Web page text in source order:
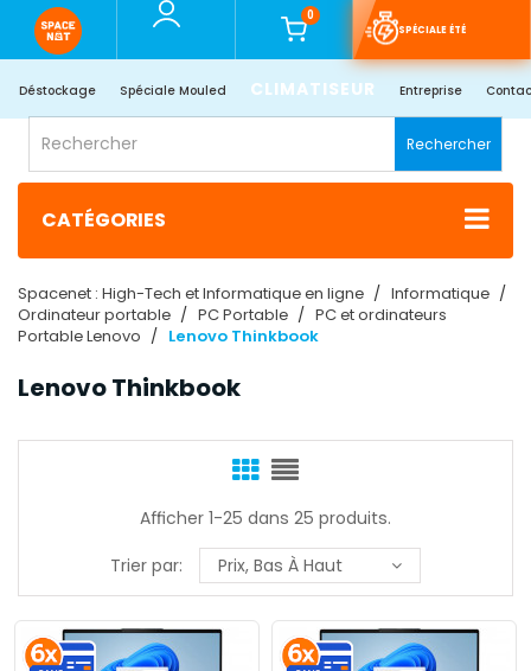
0
SPÉCIALE ÉTÉ
Déstockage Spéciale Mouled CLIMATISEUR Entreprise
Rechercher
CATÉGORIES
Spacenet : High-Tech et Informatique en ligne
Informatique
Ordinateur portable
PC Portable
PC et ordinateurs
Portable Lenovo
Lenovo Thinkbook
Lenovo Thinkbook
Afficher 1-25 dans 25 produits.
Trier par:
Prix, Bas À Haut